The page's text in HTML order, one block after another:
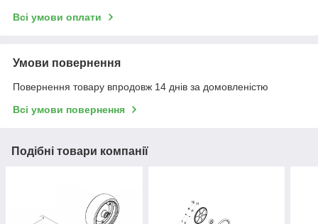
Всі умови оплати
Умови повернення
Повернення товару впродовж 14 днів за домовленістю
Всі умови повернення
Подібні товари компанії